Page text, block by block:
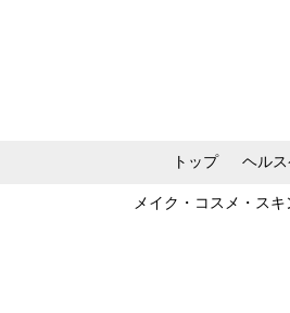
トップ ヘル
メイク・コスメ・ス